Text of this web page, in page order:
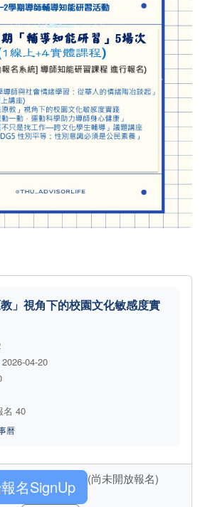
」視角下的校園文化敏感度實
04-20
名 40
曆
名SignUp (尚未開放報名)